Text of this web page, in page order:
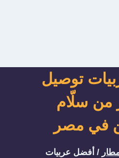
توصيل
من سلّام
في مصر
/ أفضل عربيات